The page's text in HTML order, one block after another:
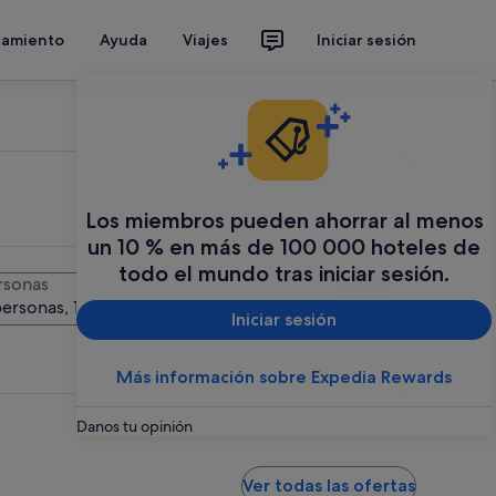
Ayuda Viajes Iniciar sesión
Los miembros pueden ahorrar al menos
un 10 % en más de 100 000 hoteles de
todo el mundo tras iniciar sesión.
Iniciar sesión
Más información sobre Expedia Rewards
Danos tu opinión
1 habitación
Buscar
Ver todas las ofertas